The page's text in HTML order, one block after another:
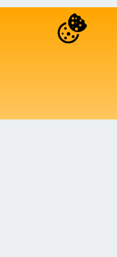
Måndag - torsdag